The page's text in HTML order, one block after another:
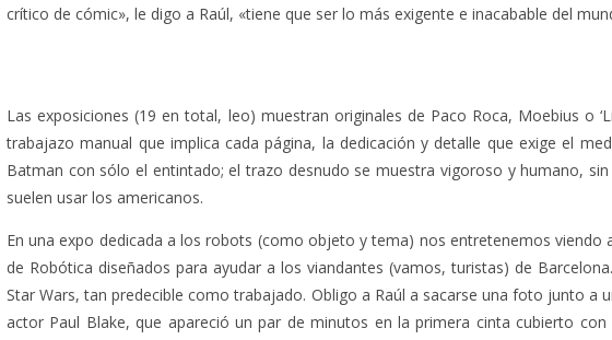
crítico de cómic», le digo a Raúl, «tiene que ser lo más exigente e inacabable del
Las exposiciones (19 en total, leo) muestran originales de Paco Roca, Moebius o
trabajazo manual que implica cada página, la dedicación y detalle que exige el
Batman con sólo el entintado; el trazo desnudo se muestra vigoroso y humano,
suelen usar los americanos.
En una expo dedicada a los robots (como objeto y tema) nos entretenemos viendo
de Robótica diseñados para ayudar a los viandantes (vamos, turistas) de
Star Wars, tan predecible como trabajado. Obligo a Raúl a sacarse una foto junto a
actor Paul Blake, que apareció un par de minutos en la primera cinta cubierto